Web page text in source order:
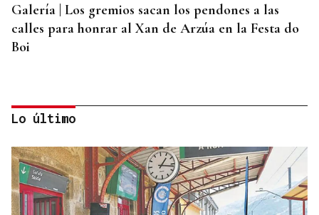
Galería | Los gremios sacan los pendones a las
calles para honrar al Xan de Arzúa en la Festa do
Boi
Lo último